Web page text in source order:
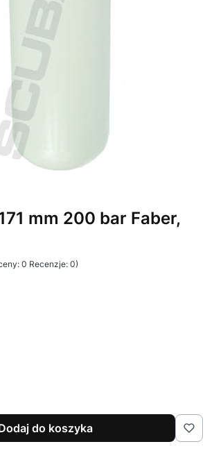
mm 200 bar Faber,
0 Recenzje: 0)
do koszyka